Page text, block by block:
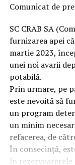
Comunicat de
SC CRAB SA
furnizarea apei
martie 2023,
unei noi avarii
potabilă.
Prin urmare, pe
este nevoită să
un program
un minim
refacerea, de
În consecință,
în rezervoarerele